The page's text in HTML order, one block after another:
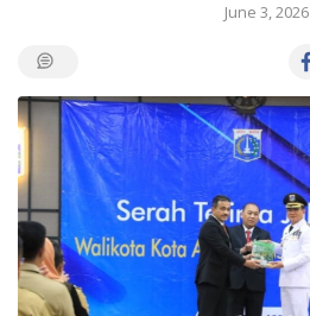
June 3, 2026